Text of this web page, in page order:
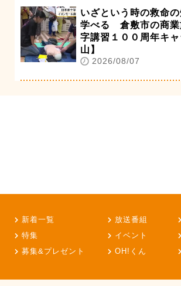
いざという時の救命
学べる 倉敷市の商業
字講習１００周年キ
山】
2026/08/07
新着一覧 放送番組
特集
イベント
募集&プレゼント
OH!くん